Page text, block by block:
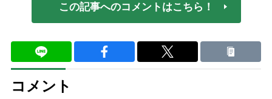
この記事へのコメントはこちら！
コメント